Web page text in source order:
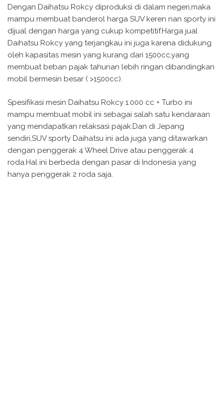
Dengan Daihatsu Rokcy diproduksi di dalam negeri,maka
mampu membuat banderol harga SUV keren nan sporty ini
dijual dengan harga yang cukup kompetitif.Harga jual
Daihatsu Rokcy yang terjangkau ini juga karena didukung
oleh kapasitas mesin yang kurang dari 1500cc,yang
membuat beban pajak tahunan lebih ringan dibandingkan
mobil bermesin besar ( >1500cc).
Spesifikasi mesin Daihatsu Rokcy 1.000 cc + Turbo ini
mampu membuat mobil ini sebagai salah satu kendaraan
yang mendapatkan relaksasi pajak.Dan di Jepang
sendiri,SUV sporty Daihatsu ini ada juga yang ditawarkan
dengan penggerak 4 Wheel Drive atau penggerak 4
roda.Hal ini berbeda dengan pasar di Indonesia yang
hanya penggerak 2 roda saja.